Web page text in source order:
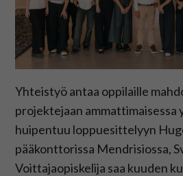
Yhteistyö antaa oppilaille
projektejaan ammattimaisessa
huipentuu loppuesittelyyn
pääkonttorissa Mendrisiossa,
Voittajaopiskelija saa kuuden